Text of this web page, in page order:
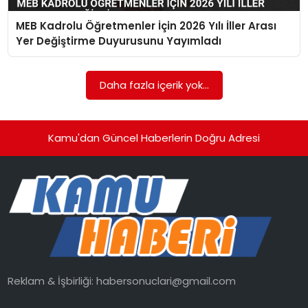
TEKNOLOJI
MEB Kadrolu Öğretmenler İçin 2026 Yılı İller Arası
Yer Değiştirme Duyurusunu Yayımladı
Daha fazla içerik yok...
Kamu'dan Güncel Haberlerin Doğru Adresi
Reklam & İşbirliği:habersonuclari@gmail.com